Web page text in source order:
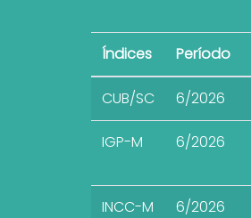
Índices Período
CUB/SC 6/2026
IGP-M 6/2026
INCC-M 6/2026